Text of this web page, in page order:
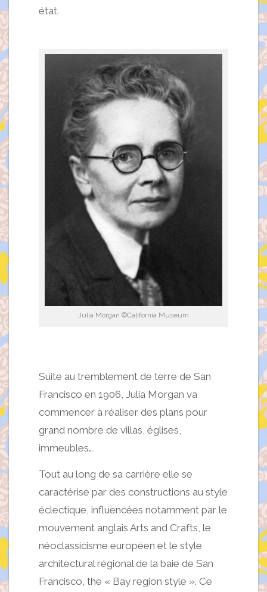
état.
Julia Morgan ©California Museum
Suite au tremblement de terre de San
Francisco en 1906, Julia Morgan va
commencer à réaliser des plans pour
grand nombre de villas, églises,
immeubles…
Tout au long de sa carrière elle se
caractérise par des constructions au style
éclectique, influencées notamment par le
mouvement anglais Arts and Crafts, le
néoclassicisme européen et le style
architectural régional de la baie de San
Francisco, the « Bay region style ». Ce